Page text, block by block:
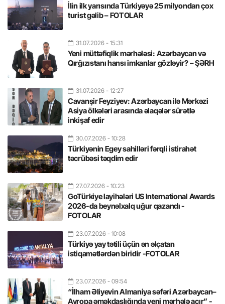
İlin ilk yarısında Türkiyəyə 25 milyondan çox
turist gəlib – FOTOLAR
31.07.2026 - 15:31
Yeni müttəfiqlik mərhələsi: Azərbaycan və
Qırğızıstanı hansı imkanlar gözləyir? – ŞƏRH
31.07.2026 - 12:27
Cavanşir Feyziyev: Azərbaycan ilə Mərkəzi
Asiya ölkələri arasında əlaqələr sürətlə
inkişaf edir
30.07.2026 - 10:28
Türkiyənin Egey sahilləri fərqli istirahət
təcrübəsi təqdim edir
27.07.2026 - 10:23
GoTürkiye layihələri US International Awards
2026-da beynəlxalq uğur qazandı -
FOTOLAR
23.07.2026 - 10:08
Türkiyə yay tətili üçün ən əlçatan
istiqamətlərdən biridir -FOTOLAR
23.07.2026 - 09:54
“İlham Əliyevin Almaniya səfəri Azərbaycan–
Avropa əməkdaşlığında yeni mərhələ açır” -